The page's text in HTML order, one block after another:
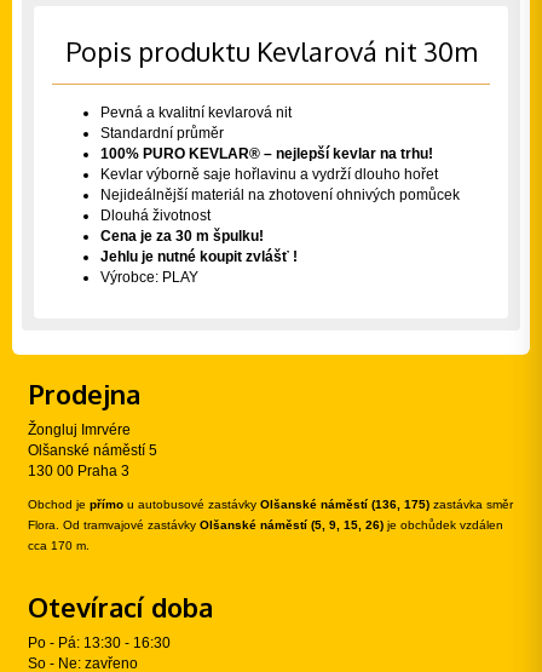
Popis produktu Kevlarová nit 30m
Pevná a kvalitní kevlarová nit
Standardní průměr
100% PURO KEVLAR® – nejlepší kevlar na trhu!
Kevlar výborně saje hořlavinu a vydrží dlouho hořet
Nejideálnější materiál na zhotovení ohnivých pomůcek
Dlouhá životnost
Cena je za 30 m špulku!
Jehlu je nutné koupit zvlášť !
Výrobce: PLAY
Prodejna
Žongluj Imrvére
Olšanské náměstí 5
130 00 Praha 3
Obchod je přímo u autobusové zastávky Olšanské náměstí (136, 175) zastávka směr
Flora. Od tramvajové zastávky Olšanské náměstí (5, 9, 15, 26) je obchůdek vzdálen
cca 170 m.
Otevírací doba
Po - Pá: 13:30 - 16:30
So - Ne: zavřeno